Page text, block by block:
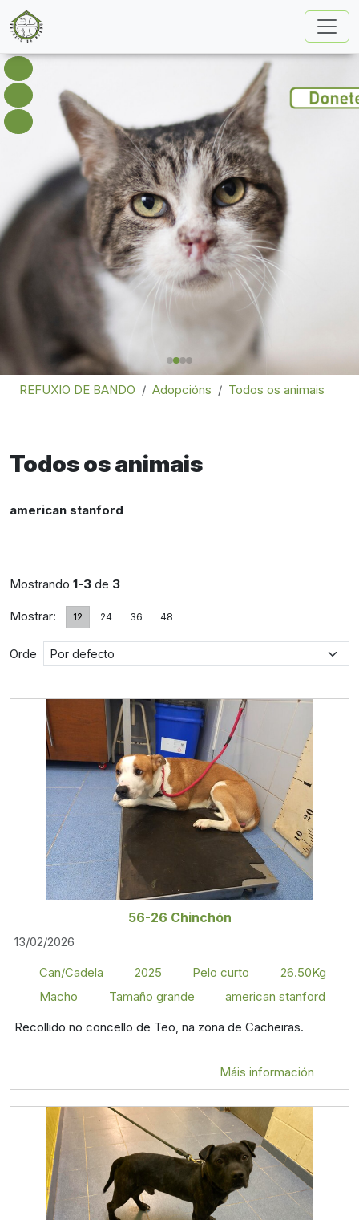
REFUXIO DE BANDO Adopcións Todos os animais
Todos os animais
american stanford
Mostrando 1-3 de 3
Mostrar: 12 24 36 48
Orde
56-26 Chinchón
13/02/2026
Can/Cadela
2025 Pelo curto
26.50Kg
Macho
Tamaño grande
american stanford
Recollido no concello de Teo, na zona de Cacheiras.
Máis información